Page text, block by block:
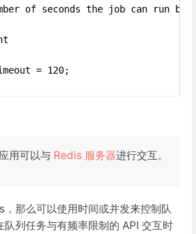
of seconds the job can run
= 120;
用可以与 Redis 服务器进行交互。
那么可以使用时间或并发来控制队
队列任务与有频率限制的 API 交互时